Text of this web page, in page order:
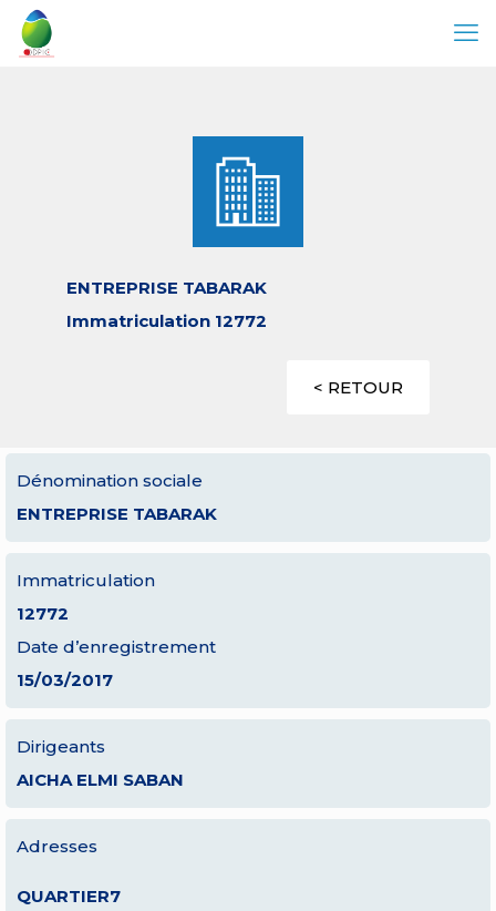
ENTREPRISE TABARAK
Immatriculation 12772
< RETOUR
Dénomination sociale
ENTREPRISE TABARAK
Immatriculation
12772
Date d’enregistrement
15/03/2017
Dirigeants
AICHA ELMI SABAN
Adresses
QUARTIER7